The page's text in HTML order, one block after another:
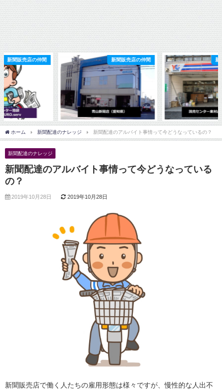
新聞販売店の仲間 新聞販売店の仲間
ホーム 新聞配達のナレッジ 新聞配達のアルバイト事情って今どうなっているの？
新聞配達のナレッジ
新聞配達のアルバイト事情って今どうなっている
の？
2019年10月28日 2019年10月28日
新聞販売店で働く人たちの雇用形態は様々ですが、慢性的な人出不